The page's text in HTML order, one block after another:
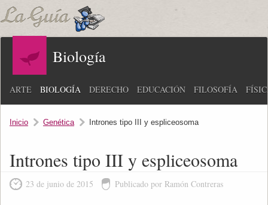
Biología
ARTE BIOLOGÍA DERECHO EDUCACIÓN FILOSOFÍA
Inicio Genética Intrones tipo III y espliceosoma
Intrones tipo III y espliceosoma
23 de junio de 2015 Publicado por Ramón Contreras